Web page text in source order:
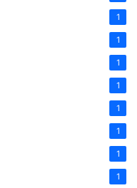
1
1
1
1
1
1
1
1